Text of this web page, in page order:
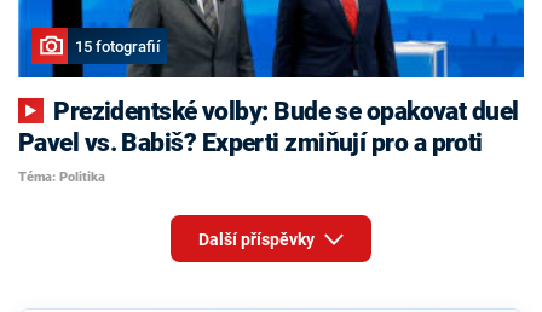
15 fotografií
Pavel vs. Babiš? Experti zmiňují pro a proti
Téma: Politika
Další příspěvky